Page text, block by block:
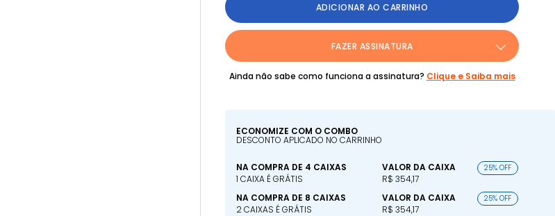
ADICIONAR AO CARRINHO
FAZER ASSINATURA
Ainda não sabe como funciona a assinatura? Clique e Saiba mais
ECONOMIZE COM O COMBO
DESCONTO APLICADO NO CARRINHO
NA COMPRA DE 4 CAIXAS
1 CAIXA É GRÁTIS
VALOR DA CAIXA
R$ 354,17
25% OFF
NA COMPRA DE 8 CAIXAS
2 CAIXAS É GRÁTIS
VALOR DA CAIXA
R$ 354,17
25% OFF